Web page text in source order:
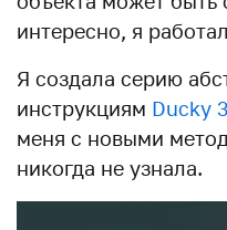
интересно, я
Я создала серию
инструкциям Ducky
меня с новыми
никогда не узнала.